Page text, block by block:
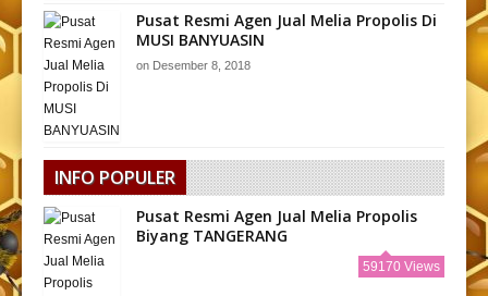
Pusat Resmi Agen Jual Melia Propolis Di
MUSI BANYUASIN
on Desember 8, 2018
INFO POPULER
Pusat Resmi Agen Jual Melia Propolis
Biyang TANGERANG
59170 Views